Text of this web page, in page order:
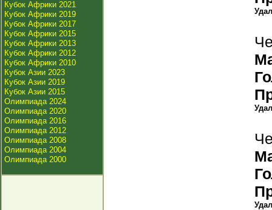
Кубок Африки 2021
Кубок Африки 2019
Кубок Африки 2017
Кубок Африки 2015
Кубок Африки 2013
Кубок Африки 2012
Кубок Африки 2010
Кубок Азии 2023
Кубок Азии 2019
Кубок Азии 2015
Олимпиада 2024
Олимпиада 2020
Олимпиада 2016
Олимпиада 2012
Олимпиада 2008
Олимпиада 2004
Олимпиада 2000